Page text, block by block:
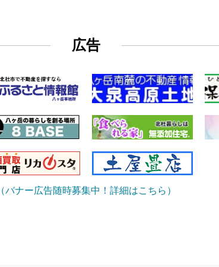
広告
（バナー広告随時募集中！詳細はこちら）